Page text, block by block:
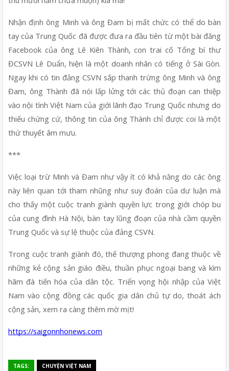
Nhận định ông Minh và ông Đam bị mất chức có thể do bàn
tay của Trung Quốc đã được đưa ra đầu tiên từ một bài đăng
Facebook của ông Lê Kiên Thành, con trai cố Tổng bí thư
ĐCSVN Lê Duẩn, hiện là một doanh nhân có tiếng ở Sài Gòn.
Ngay khi có tin đảng CSVN sắp thanh trừng ông Minh và ông
Đam, ông Thành đã nói lấp lửng tới các thủ đoạn can thiệp
vào nội tình Việt Nam của giới lãnh đạo Trung Quốc nhưng do
thiếu chứng cứ, thông tin của ông Thành chỉ được coi là một
thứ thuyết âm mưu.
***
Việc loại trừ Minh và Đam như vậy ít có khả năng do các ông
này liên quan tới tham nhũng như suy đoán của dư luận mà
cho thấy một cuộc tranh giành quyền lực trong giới chóp bu
của cung đình Hà Nội, bàn tay lũng đoạn của nhà cầm quyền
Trung Quốc và sự lệ thuộc của đảng CSVN.
Trong cuộc tranh giành đó, thế thượng phong đang thuộc về
những kẻ cộng sản giáo điều, thuần phục ngoại bang và kìm
hãm đà tiến hóa của dân tộc. Triển vọng hội nhập của Việt
Nam vào cộng đồng các quốc gia dân chủ tự do, thoát ách
cộng sản, xem ra càng thêm mờ mịt!
https://saigonnhonews.com
TAGS: CHUYỆN VIỆT NAM